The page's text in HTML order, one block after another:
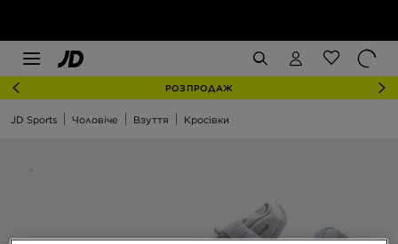
РОЗПРОДАЖ
JD Sports Чоловіче Взуття Кросівки